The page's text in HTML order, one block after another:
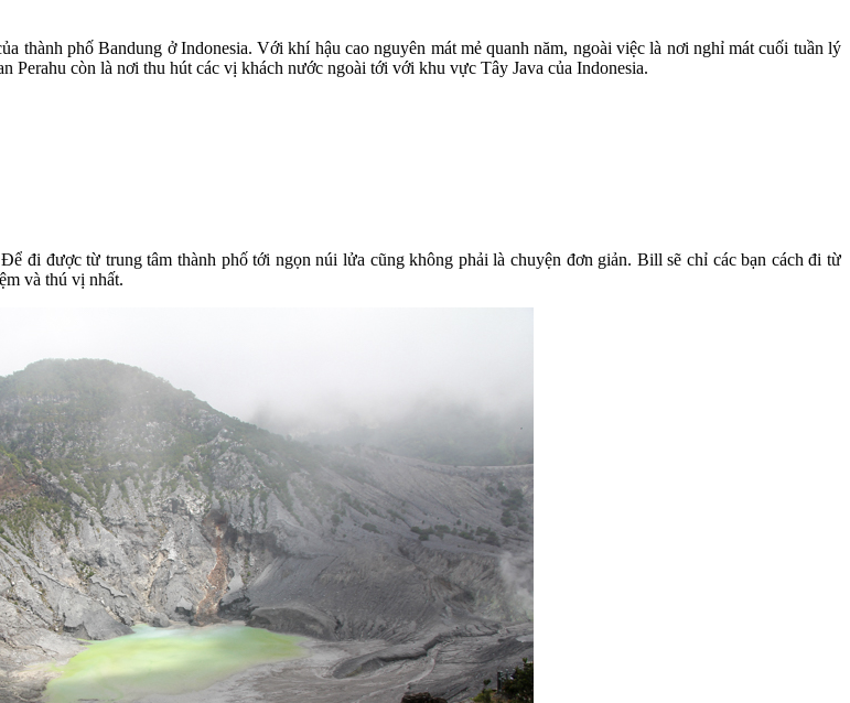
thành phố Bandung ở Indonesia. Với khí hậu cao nguyên mát mẻ quanh năm, ngoài việc là nơi nghỉ mát cuối tuần lý
còn là nơi thu hút các vị khách nước ngoài tới với khu vực Tây Java của Indonesia.
đi được từ trung tâm thành phố tới ngọn núi lửa cũng không phải là chuyện đơn giản. Bill sẽ chỉ các bạn cách đi từ
và thú vị nhất.